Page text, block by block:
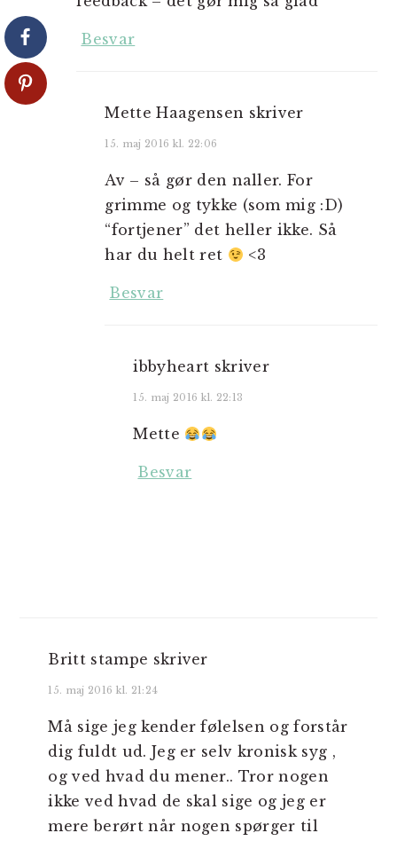
Besvar
Mette Haagensen skriver
15. maj 2016 kl. 22:06
Av – så gør den naller. For
grimme og tykke (som mig :D)
“fortjener” det heller ikke. Så
har du helt ret
<3
Besvar
ibbyheart skriver
15. maj 2016 kl. 22:13
Mette
Besvar
Britt stampe skriver
15. maj 2016 kl. 21:24
Må sige jeg kender følelsen og forstår
dig fuldt ud. Jeg er selv kronisk syg ,
og ved hvad du mener.. Tror nogen
ikke ved hvad de skal sige og jeg er
mere berørt når nogen spørger til